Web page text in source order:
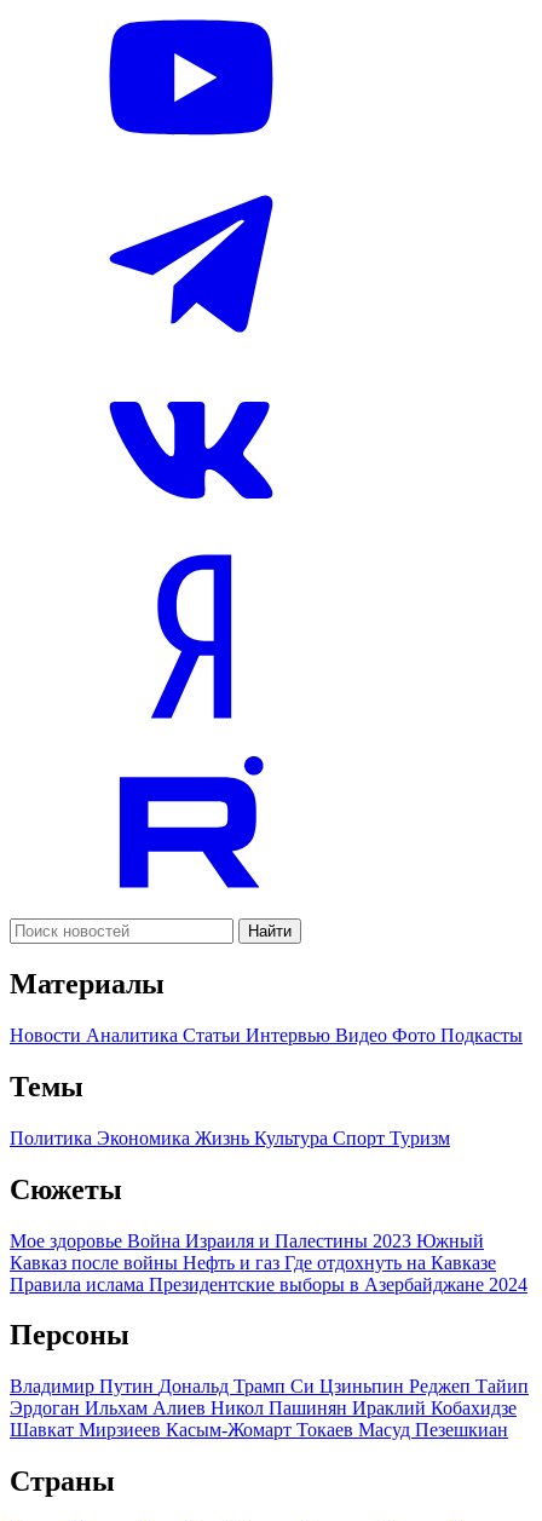
Найти
Материалы
Новости Аналитика Статьи Интервью Видео Фото Подкасты
Темы
Политика Экономика Жизнь Культура Спорт Туризм
Сюжеты
Мое здоровье Война Израиля и Палестины 2023 Южный
Кавказ после войны Нефть и газ Где отдохнуть на Кавказе
Правила ислама Президентские выборы в Азербайджане 2024
Персоны
Владимир Путин Дональд Трамп Си Цзиньпин Реджеп Тайип
Эрдоган Ильхам Алиев Никол Пашинян Ираклий Кобахидзе
Шавкат Мирзиеев Касым-Жомарт Токаев Масуд Пезешкиан
Страны